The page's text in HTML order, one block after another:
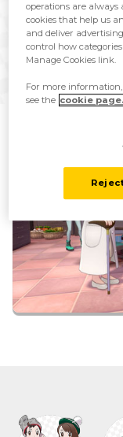
Professor Magnolica
Region. Das
aufgetragen, etwas
operations are always
cookies that help us
and deliver
control how
Manage Cookies link.
For more
see the cookie page.